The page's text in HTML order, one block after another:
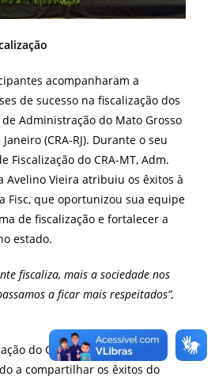
acompanharam a
de sucesso na fiscalização dos
Administração do Mato Grosso
(CRA-RJ). Durante o seu
Fiscalização do CRA-MT, Adm.
Avelino Vieira atribuiu os êxitos à
Fisc, que oportunizou sua equipe
de fiscalização e fortalecer a
estado.
fiscaliza, mais a sociedade nos
a ficar mais respeitados”,
do CRA-RJ, Adm. Leonardo
a compartilhar os êxitos do